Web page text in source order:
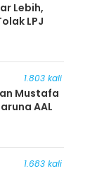
Lebih,
LPJ
1.803 kali
Mustafa
AAL
1.683 kali